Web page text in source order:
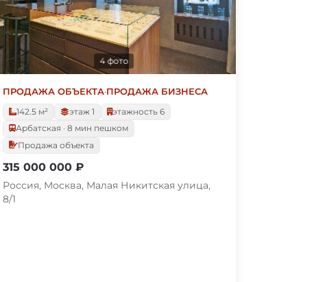
4 фото
ПРОДАЖА ОБЪЕКТА·ПРОДАЖА БИЗНЕСА
142.5 м²
этаж 1
этажность 6
Арбатская · 8 мин пешком
Продажа объекта
315 000 000 ₽
Россия, Москва, Малая Никитская улица,
8/1